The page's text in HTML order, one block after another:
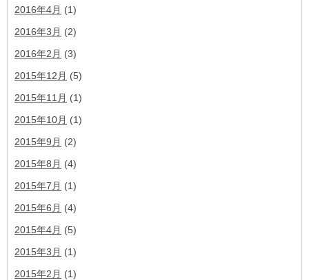
2016年4月 (1)
2016年3月 (2)
2016年2月 (3)
2015年12月 (5)
2015年11月 (1)
2015年10月 (1)
2015年9月 (2)
2015年8月 (4)
2015年7月 (1)
2015年6月 (4)
2015年4月 (5)
2015年3月 (1)
2015年2月 (1)